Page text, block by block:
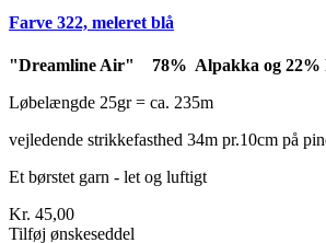
Farve 322, meleret blå
"Dreamline Air" 78% Alpakka og 22%
Løbelængde 25gr = ca. 235m
vejledende strikkefasthed 34m pr.10cm på
Et børstet garn - let og luftigt
Kr. 45,00
Tilføj ønskeseddel